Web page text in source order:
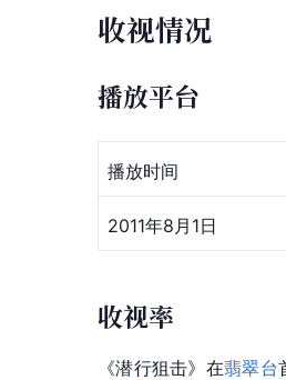
收视情况
播放平台
播放时间
2011年8月1日
收视率
《潜行狙击》在翡翠台